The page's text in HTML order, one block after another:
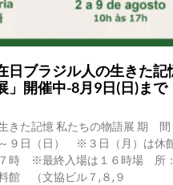
日ブラジル人の生きた記
」開催中-8月9日(日)まで
きた記憶 私たちの物語展 期 間
９日（日） ※３日（月）は休
時 ※最終入場は１６時場 所
館 （文協ビル７,８,９